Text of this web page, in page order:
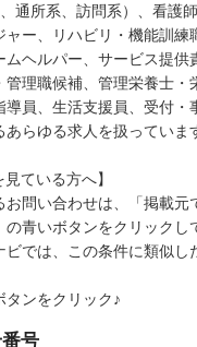
通所系、訪問系）、看護
ー、リハビリ・機能訓練
ムヘルパー、サービス提供
理職候補、管理栄養士・
導員、生活支援員、受付・
らゆる求人を扱っていま
ている方へ】
お問い合わせは、「掲載元
青いボタンをクリックし
ビでは、この条件に類似し
タンをクリック♪
号